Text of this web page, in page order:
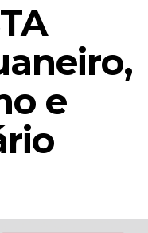
e